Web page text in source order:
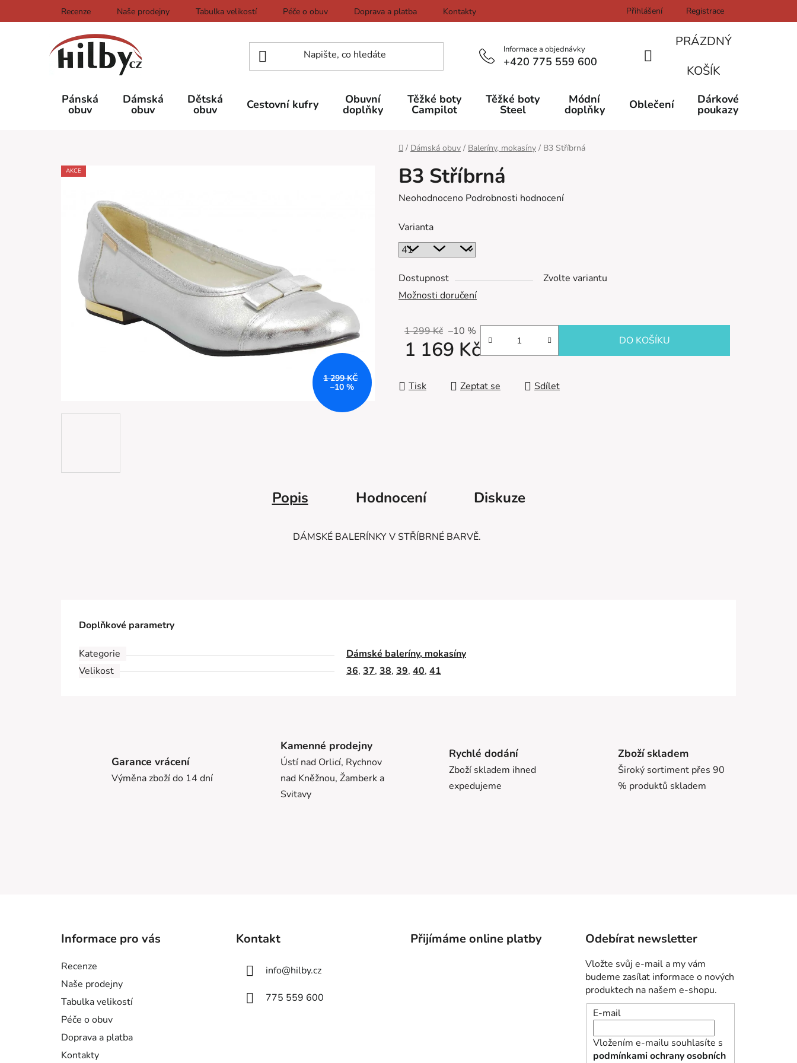
na
Recenze Naše prodejny Tabulka velikostí Péče o obuv Doprava a platba Kontakty Přihlášení Registrace
Informace a objednávky
+420 775 559 600
NÁKUPNÍ
KOŠÍK
PRÁZDNÝ
KOŠÍK
Pánská
obuv
Dámská
obuv
Dětská
obuv Cestovní kufry Obuvní
doplňky
Těžké boty
Campilot
Těžké boty
Steel
Módní
doplňky Oblečení Dárkové
poukazy
Domů
/ Dámská obuv / Baleríny, mokasíny / B3 Stříbrná
B3 Stříbrná
Průměrné
produktu
je
0,0
z
5
Neohodnoceno Podrobnosti hodnocení
Varianta
Dostupnost
Zvolte variantu
Možnosti doručení
1 299 Kč –10 %
1 169 Kč DO KOŠÍKU
Tisk Zeptat se Sdílet
AKCE
1 299 KČ
–10 %
Popis Hodnocení Diskuze
DÁMSKÉ BALERÍNKY V STŘÍBRNÉ BARVĚ.
Doplňkové parametry
Kategorie
Dámské baleríny, mokasíny
Velikost
36, 37, 38, 39, 40, 41
Garance vrácení
Výměna zboží do 14 dní
Kamenné prodejny
Ústí nad Orlicí, Rychnov
nad Kněžnou, Žamberk a
Svitavy
Rychlé dodání
Zboží skladem ihned
expedujeme
Zboží skladem
Široký sortiment přes 90
% produktů skladem
Informace pro vás
Recenze
Naše prodejny
Tabulka velikostí
Péče o obuv
Doprava a platba
Kontakty
Kontakt
info@hilby.cz
775 559 600
Přijímáme online platby Odebírat newsletter
Vložte svůj e-mail a my vám
budeme zasílat informace o nových
produktech na našem e-shopu.
E-mail
Vložením e-mailu souhlasíte s
podmínkami ochrany osobních